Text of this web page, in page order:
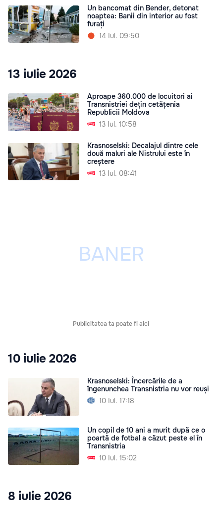
Un bancomat din Bender, detonat
noaptea: Banii din interior au fost
furați
14 Iul. 09:50
13 iulie 2026
Aproape 360.000 de locuitori ai
Transnistriei dețin cetățenia
Republicii Moldova
13 Iul. 10:58
Krasnoselski: Decalajul dintre cele
două maluri ale Nistrului este în
creștere
13 Iul. 08:41
Publicitatea ta poate fi aici
10 iulie 2026
Krasnoselski: Încercările de a
îngenunchea Transnistria nu vor reuși
10 Iul. 17:18
Un copil de 10 ani a murit după ce o
poartă de fotbal a căzut peste el în
Transnistria
10 Iul. 15:02
8 iulie 2026